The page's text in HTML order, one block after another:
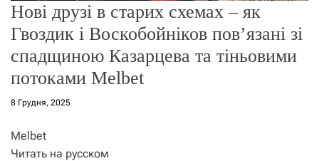
Нові друзі в старих схемах – як
Гвоздик і Воскобойніков пов’язані зі
спадщиною Казарцева та тіньовими
потоками Melbet
8 Грудня, 2025
Melbet
Читать на русском